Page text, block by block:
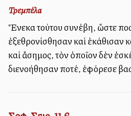
Τρεμπέλα
Ἕνεκα τούτου συνέβη, ὥστε
ἐξεθρονίσθησαν καὶ ἐκάθισαν
καὶ ἄσημος, τὸν ὁποῖον δὲν
διενοήθησαν ποτέ, ἐφόρεσε